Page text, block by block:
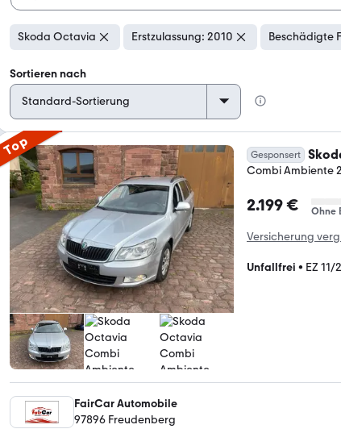
Skoda Octavia Erstzulassung: 2010 Beschädigte
Sortieren nach
Top Gesponsert
Combi Ambiente
2.199 € Ohne
Versicherung
Unfallfrei • EZ 11/
FairCar Automobile
97896 Freudenberg